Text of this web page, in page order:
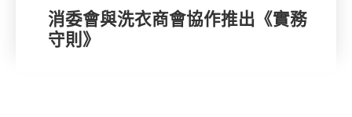
消委會與洗衣商會協作推出《實務
守則》